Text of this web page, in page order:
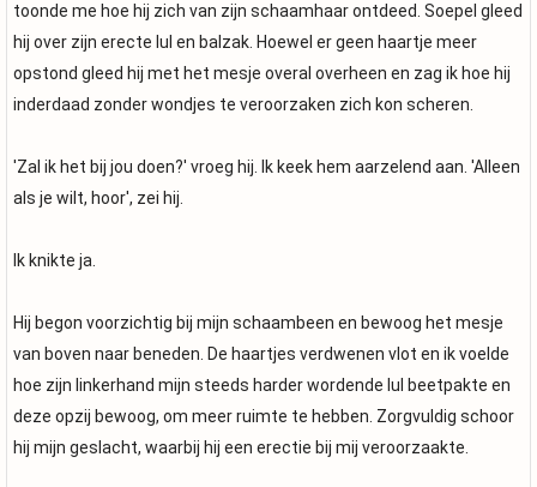
toonde me hoe hij zich van zijn schaamhaar ontdeed. Soepel gleed
hij over zijn erecte lul en balzak. Hoewel er geen haartje meer
opstond gleed hij met het mesje overal overheen en zag ik hoe hij
inderdaad zonder wondjes te veroorzaken zich kon scheren.
'Zal ik het bij jou doen?' vroeg hij. Ik keek hem aarzelend aan. 'Alleen
als je wilt, hoor', zei hij.
Ik knikte ja.
Hij begon voorzichtig bij mijn schaambeen en bewoog het mesje
van boven naar beneden. De haartjes verdwenen vlot en ik voelde
hoe zijn linkerhand mijn steeds harder wordende lul beetpakte en
deze opzij bewoog, om meer ruimte te hebben. Zorgvuldig schoor
hij mijn geslacht, waarbij hij een erectie bij mij veroorzaakte.